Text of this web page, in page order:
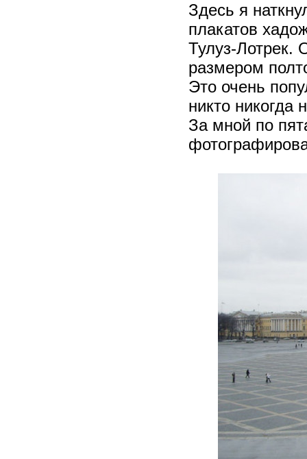
Здесь я
плакатов
Тулуз-Лотрек.
размером
Это очень
никто никогда
За мной по